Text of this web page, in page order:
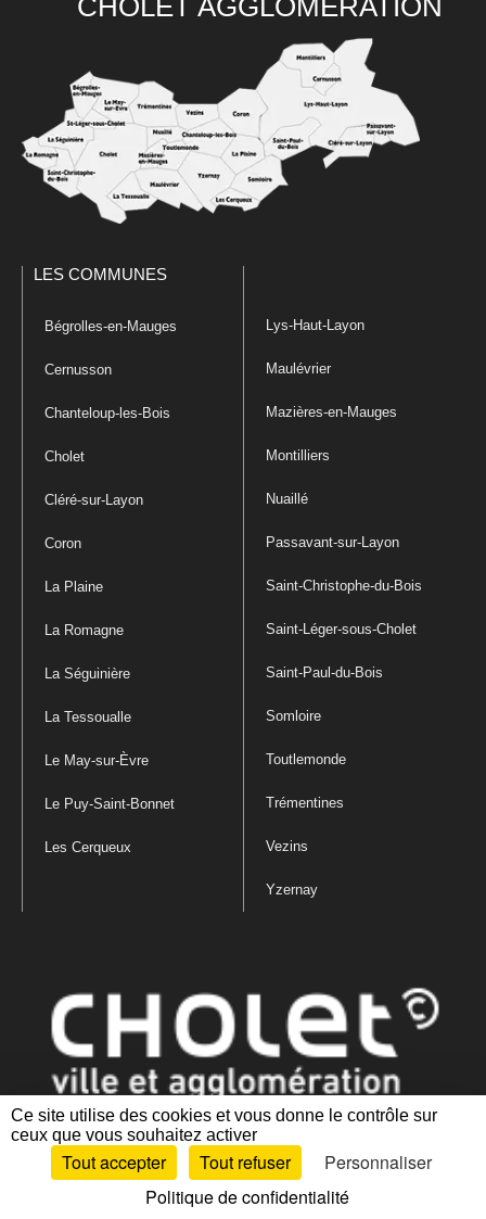
Ce site utilise des cookies et vous donne le contrôle sur
ceux que vous souhaitez activer
Tout accepter Tout refuser
Personnaliser
Politique de confidentialité
CHOLET AGGLOMÉRATION
LES COMMUNES
Bégrolles-en-Mauges
Cernusson
Chanteloup-les-Bois
Cholet
Cléré-sur-Layon
Coron
La Plaine
La Romagne
La Séguinière
La Tessoualle
Le May-sur-Èvre
Le Puy-Saint-Bonnet
Les Cerqueux
Lys-Haut-Layon
Maulévrier
Mazières-en-Mauges
Montilliers
Nuaillé
Passavant-sur-Layon
Saint-Christophe-du-Bois
Saint-Léger-sous-Cholet
Saint-Paul-du-Bois
Somloire
Toutlemonde
Trémentines
Vezins
Yzernay
Mentions légales|Politique de confidentialité
des cookies |Plan du site Accessibilité : partiellement conforme